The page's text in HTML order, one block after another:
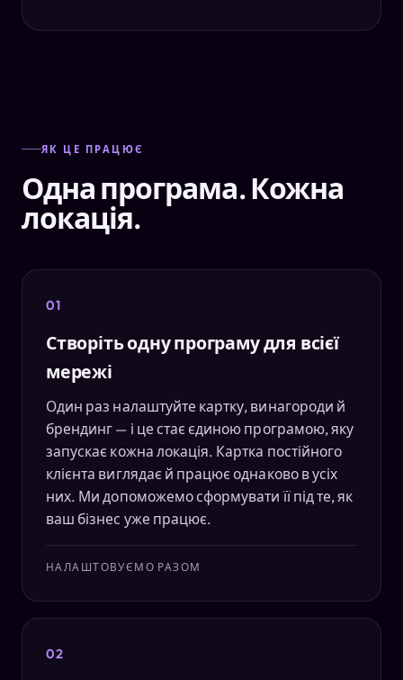
ЯК ЦЕ ПРАЦЮЄ
Одна програма. Кожна
локація.
01
Створіть одну програму для всієї
мережі
Один раз налаштуйте картку, винагороди й
брендинг — і це стає єдиною програмою, яку
запускає кожна локація. Картка постійного
клієнта виглядає й працює однаково в усіх
них. Ми допоможемо сформувати її під те, як
ваш бізнес уже працює.
НАЛАШТОВУЄМО РАЗОМ
02